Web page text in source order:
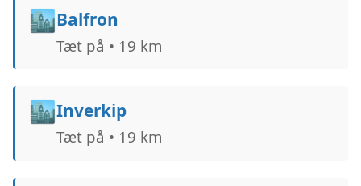
🏙️Balfron
Tæt på • 19 km
🏙️Inverkip
Tæt på • 19 km